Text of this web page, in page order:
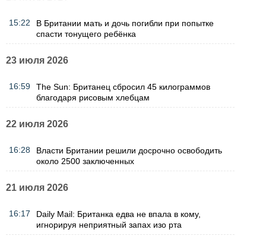
15:22
В Британии мать и дочь погибли при попытке
спасти тонущего ребёнка
23 июля 2026
16:59
The Sun: Британец сбросил 45 килограммов
благодаря рисовым хлебцам
22 июля 2026
16:28
Власти Британии решили досрочно освободить
около 2500 заключенных
21 июля 2026
16:17
Daily Mail: Британка едва не впала в кому,
игнорируя неприятный запах изо рта